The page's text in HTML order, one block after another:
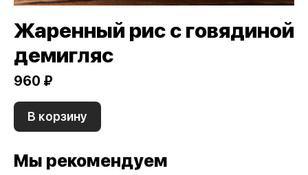
Жаренный рис с говядиной
демигляс
960 ₽
В корзину
Мы рекомендуем